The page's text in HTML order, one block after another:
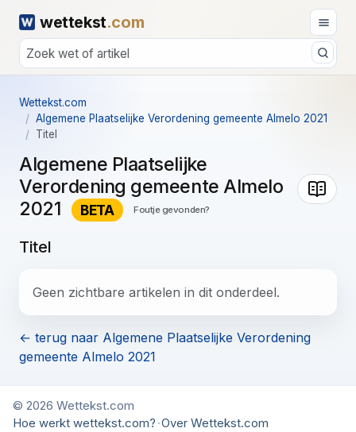
wettekst.com
Wettekst.com
Algemene Plaatselijke Verordening gemeente Almelo 2021
Titel
Algemene Plaatselijke
Verordening gemeente Almelo
2021
BETA Foutje gevonden?
Titel
Geen zichtbare artikelen in dit onderdeel.
← terug naar Algemene Plaatselijke Verordening
gemeente Almelo 2021
© 2026 Wettekst.com
Hoe werkt wettekst.com? ·Over Wettekst.com